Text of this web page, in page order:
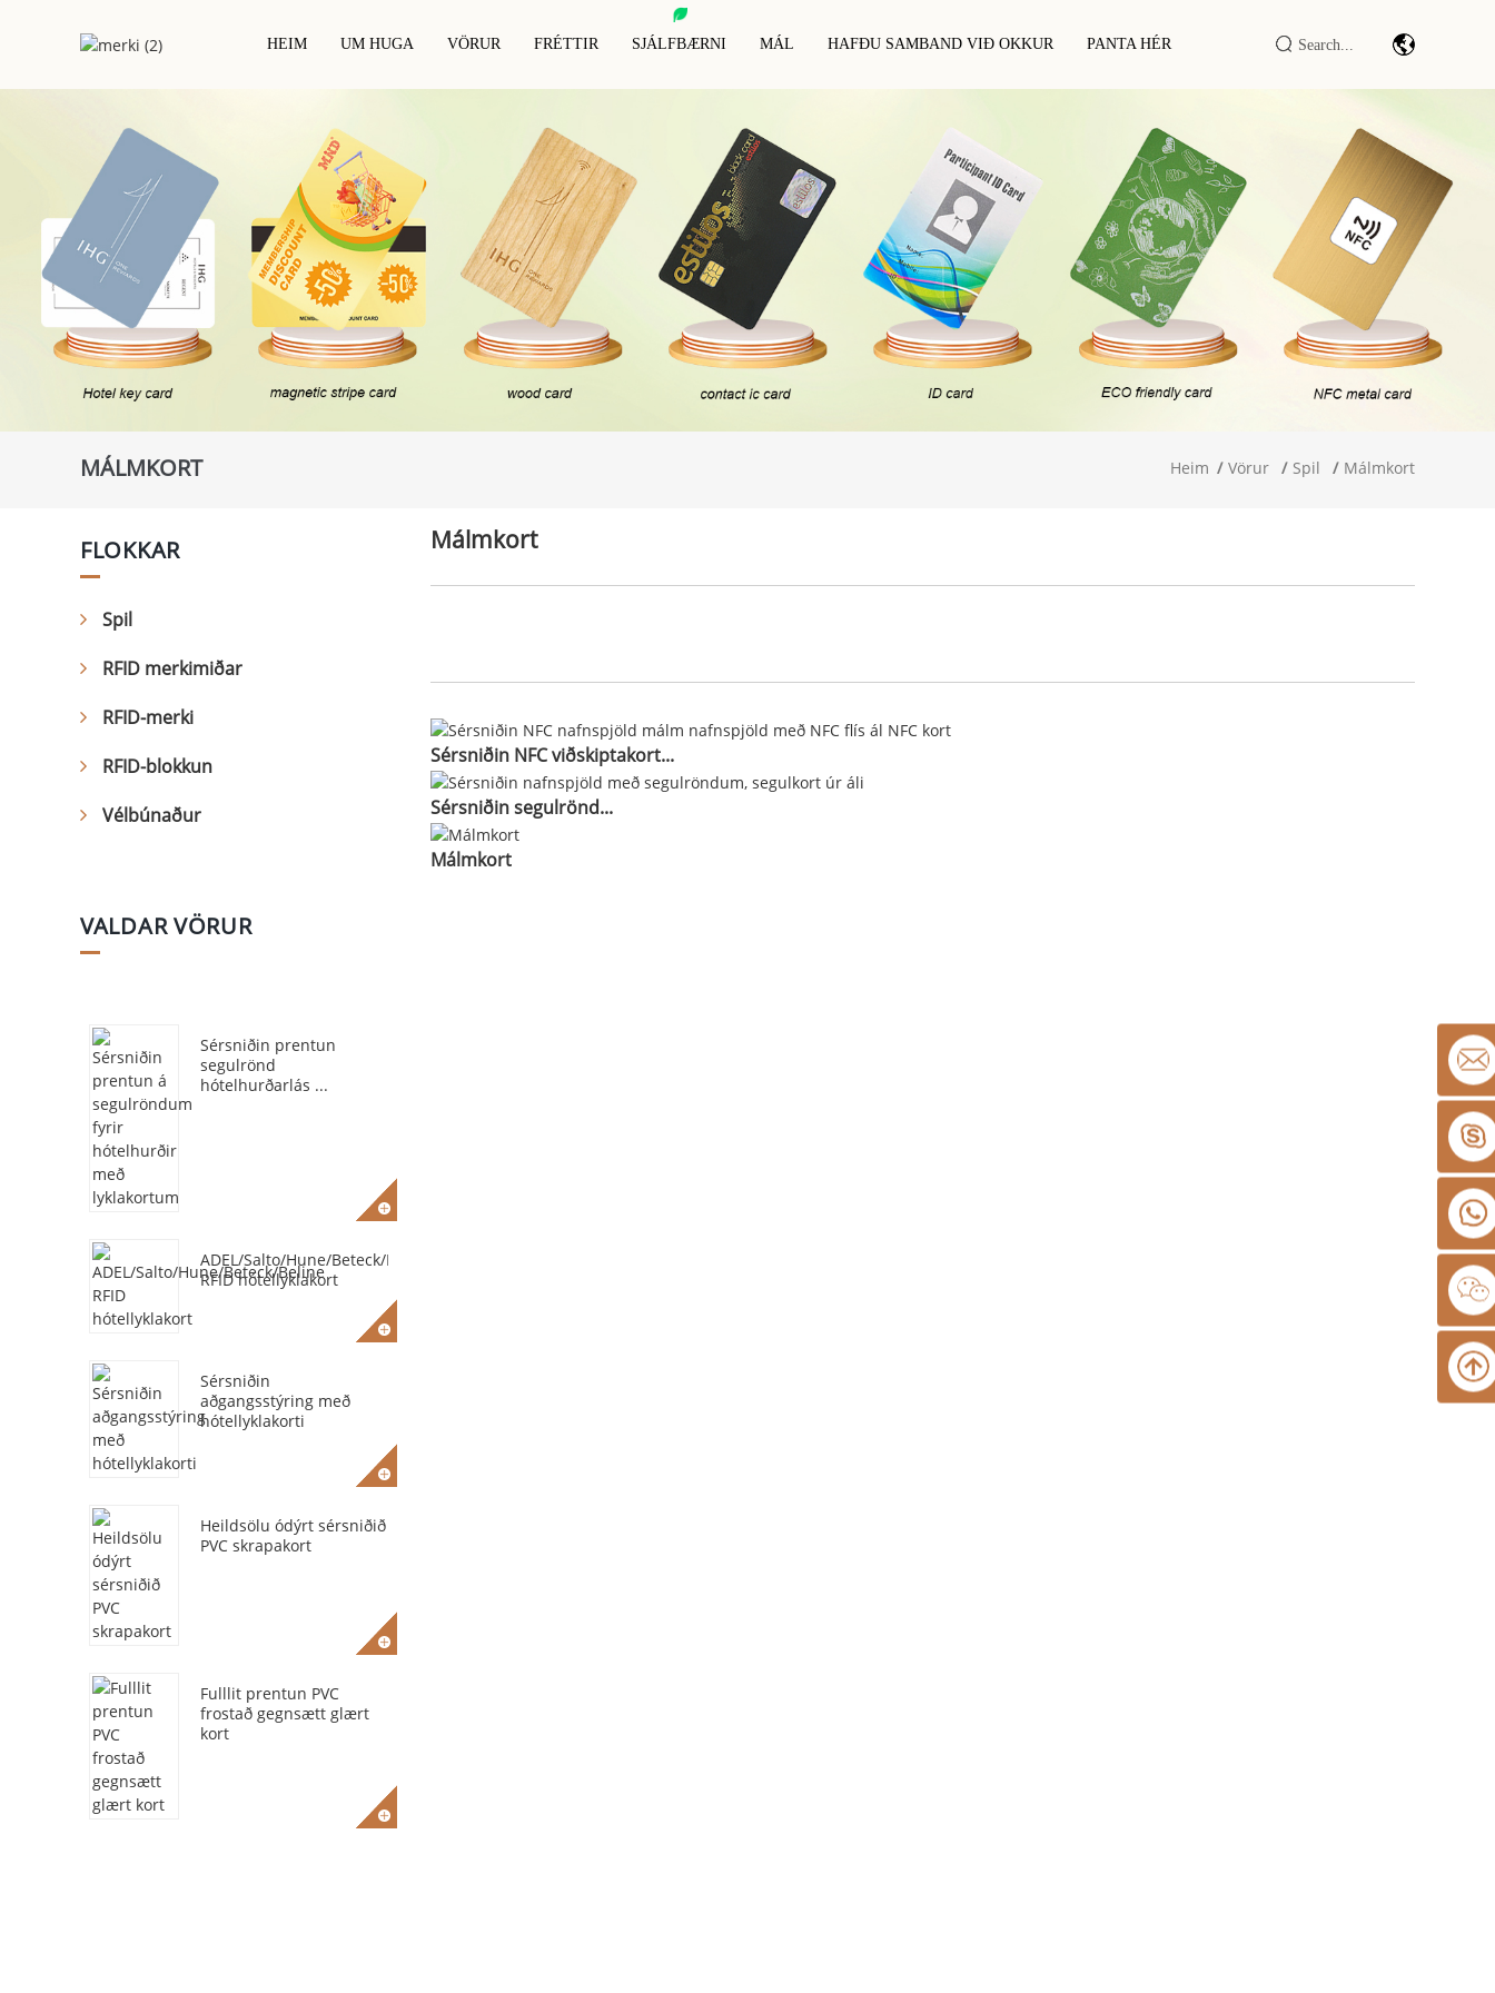
HEIM UM HUGA VÖRUR
Hafðu Samband Við IC Flísarkort
Lykilkort Hótels
PVC-Kort
RFID / NFC Kort
RFID Epoxýkort
Verkefnamiðað Kort Tré RFID Kort
Málmkort
Umhverfisvænt Kort
NFC Prentað Merki/límmiði
RFID Þurr Innfelling
RFID Blaut Innlegg/límmiði
RFID Hvítt Merki/límmiði
RFID Dýramerki
RFID Málmvarnarmerki
RFID Lyklakippur
RFID Úlnliðsband
Sérstök RFID-Merki
RFID-Blokkerandi Kort
RFID-Blokkerandi Ermar
RFID-Blokkerandi Veski
Strikamerkjaskönnunareining/vél
Iðnaðar IoT DTU/RTU
RFID LF/HF/UHF Lesandi/ritari
RFID Snjallskápur / Tengi
FRÉTTIR SJÁLFBÆRNI MÁL HAFÐU SAMBAND VIÐ OKKUR PANTA HÉR
MÁLMKORT Heim Vörur Spil Málmkort
FLOKKAR
Spil
RFID merkimiðar
RFID-merki
RFID-blokkun
Vélbúnaður
VALDAR VÖRUR
Sérsniðin prentun
segulrönd
hótelhurðarlás ...
ADEL/Salto/Hune/Beteck/Beline
RFID hótellyklakort
Sérsniðin
aðgangsstýring með
hótellyklakorti
Heildsölu ódýrt sérsniðið
PVC skrapakort
Fulllit prentun PVC
frostað gegnsætt glært
kort
Málmkort
Sérsniðin NFC viðskiptakort...
Sérsniðin segulrönd...
Málmkort